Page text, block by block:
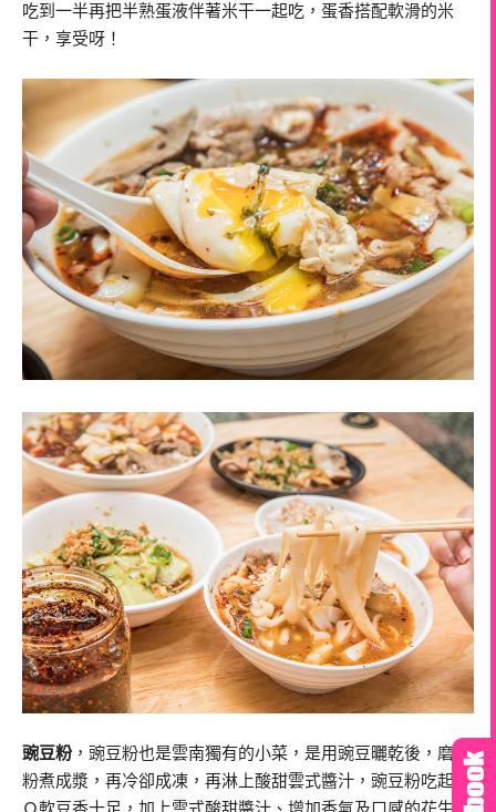
吃到一半再把半熟蛋液伴著米干一起吃，蛋香搭配軟滑的米
干，享受呀！
豌豆粉，豌豆粉也是雲南獨有的小菜，是用豌豆曬乾後，磨成
粉煮成漿，再冷卻成凍，再淋上酸甜雲式醬汁，豌豆粉吃起來